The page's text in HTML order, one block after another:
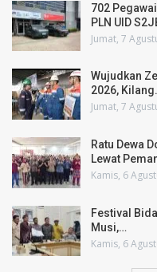
702
PLN UID
Jumat, 7
Wujudkan
2026,
Jumat, 7
Ratu Dewa
Lewat
Kamis, 6
Festival
Musi,…
Kamis, 6